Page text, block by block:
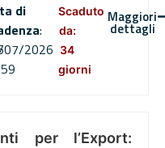
di
:
2026
Scaduto
da:
34
giorni
Maggiori
dettagli
per l’Export: